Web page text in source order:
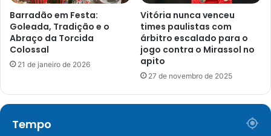
Barradão em Festa:
Goleada, Tradição e o
Abraço da Torcida
Colossal
21 de janeiro de 2026
Vitória nunca venceu
times paulistas com
árbitro escalado para o
jogo contra o Mirassol no
apito
27 de novembro de 2025
Tempo